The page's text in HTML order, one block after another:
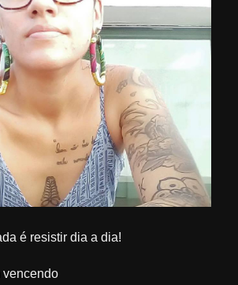
é resistir dia a dia!
vencendo